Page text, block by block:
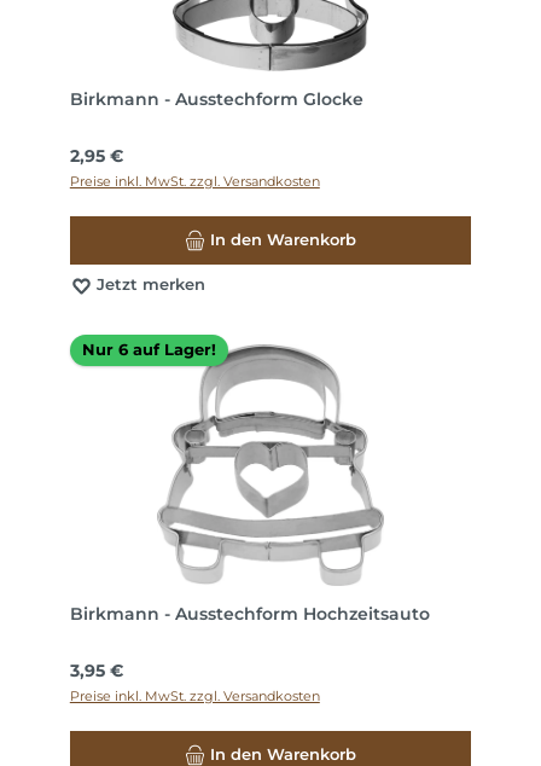
Birkmann - Ausstechform Glocke
Regulärer Preis:
2,95 €
Preise inkl. MwSt. zzgl. Versandkosten
In den Warenkorb
Jetzt merken
Nur 6 auf Lager!
Birkmann - Ausstechform Hochzeitsauto
Regulärer Preis:
3,95 €
Preise inkl. MwSt. zzgl. Versandkosten
In den Warenkorb